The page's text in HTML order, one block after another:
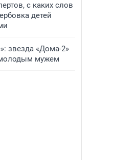
с каких слов
детей
звезда «Дома-2»
мужем